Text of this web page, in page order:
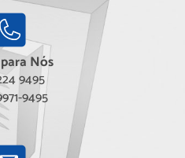
Nós
9495
9495